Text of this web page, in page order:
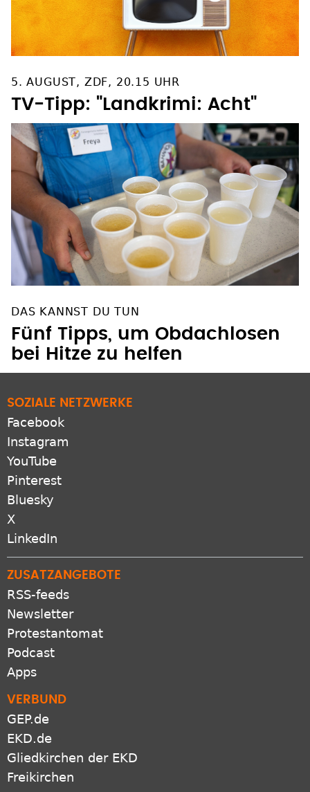
5. AUGUST, ZDF, 20.15 UHR
TV-Tipp: "Landkrimi: Acht"
DAS KANNST DU TUN
Fünf Tipps, um Obdachlosen
bei Hitze zu helfen
SOZIALE NETZWERKE
Facebook
Instagram
YouTube
Pinterest
Bluesky
X
LinkedIn
ZUSATZANGEBOTE
RSS-feeds
Newsletter
Protestantomat
Podcast
Apps
VERBUND
GEP.de
EKD.de
Gliedkirchen der EKD
Freikirchen